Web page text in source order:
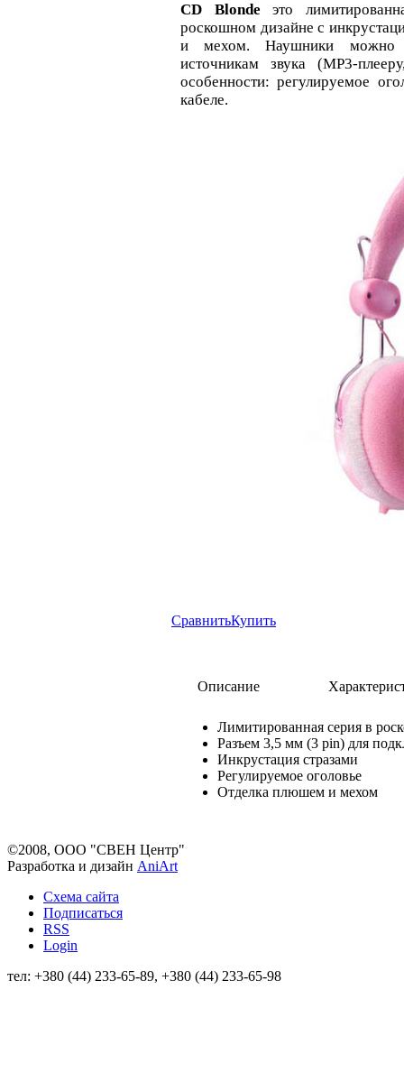
CD Blonde это
роскошном дизайне с
и мехом. Наушники можно
источникам звука (MP3-
особенности: регулируемое
кабеле.
СравнитьКупить
Описание
Лимитированная серия в
Разъем 3,5 мм (3 pin) для
Инкрустация стразами
Регулируемое оголовье
Отделка плюшем и мехом
©2008, ООО "СВЕН Центр"
Разработка и дизайн AniArt
Схема сайта
Подписаться
RSS
Login
тел: +380 (44) 233-65-89, +380 (44) 233-65-98